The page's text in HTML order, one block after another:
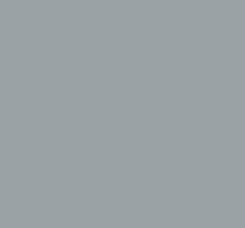
ist die Verarbeitung
Daten in einer Weise, auf
Daten ohne
Informationen nicht
betroffenen Person
können, sofern diese
gesondert aufbewahrt